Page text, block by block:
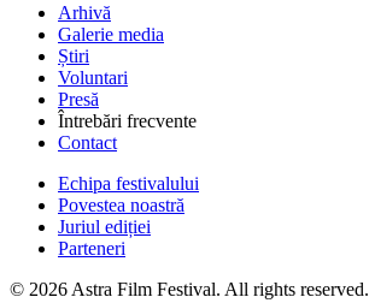
Arhivă
Galerie media
Știri
Voluntari
Presă
Întrebări frecvente
Contact
Echipa festivalului
Povestea noastră
Juriul ediției
Parteneri
© 2026 Astra Film Festival. All rights reserved.